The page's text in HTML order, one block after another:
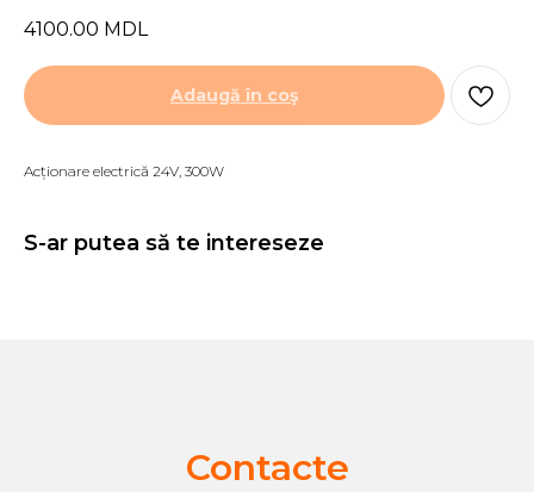
4100.00 MDL
Adaugă în coş
Acționare electrică 24V, 300W
S-ar putea să te intereseze
Contacte